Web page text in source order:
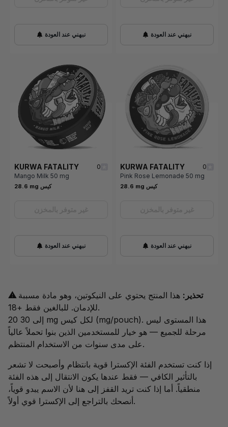
نبهني عند العودة نبهني عند العودة
KURWA FATALITY
0
Mango Milk 50 mg
28.6 mg كيس
نبهني عند العودة
KURWA FATALITY
0
Pink Rose Lemonade 50 mg
28.6 mg كيس
نبهني عند العودة
⚠ تحذير: هذا المنتج يحتوي على النيكوتين، وهو مادة مسببة
للإدمان. للبالغين فقط +18.
20 إلى 30 mg لكل كيس (mg/pouch). هذا المستوى ليس
مرحلة للجميع — هو خيار للمستخدمين الذين بنوا تحملاً عالياً
على مدى سنوات من الاستخدام المنتظم.
إذا كنت تستخدم الفئة الإكسترا قوية بانتظام وأصبحت لا تشعر
بالتأثير الكافي — فقط عندها يكون الانتقال إلى هذه الفئة
منطقياً. أما إذا كنت تريد القفز إلى هنا لأن الاسم يبدو قوياً،
أنصحك بالتراجع إلى الإكسترا قوي أولاً.